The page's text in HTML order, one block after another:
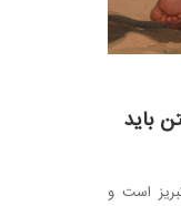
باید
است و